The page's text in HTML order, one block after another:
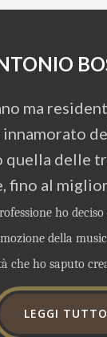
ma
delle
fino al
ho
della
che ho saputo
LEGGI TUTTO